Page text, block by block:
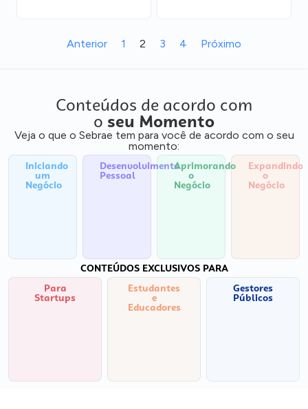
Anterior 1 2 3 4 Próximo
Conteúdos de acordo com
o seu Momento
Veja o que o Sebrae tem para você de acordo com o seu
momento:
Iniciando
um
Negócio
Desenvolvimento
Pessoal
Aprimorando
o
Negócio
Expandindo
o
Negócio
CONTEÚDOS EXCLUSIVOS PARA
Para
Startups
Estudantes
e
Educadores
Gestores
Públicos